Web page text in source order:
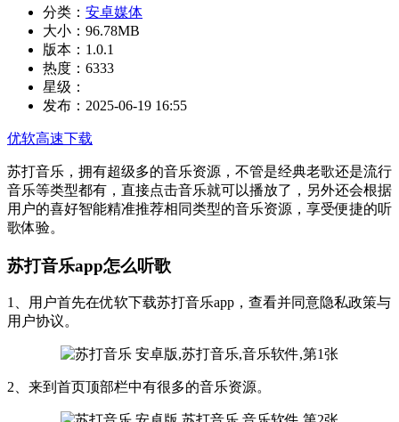
分类： 安卓媒体
大小： 96.78MB
版本： 1.0.1
热度： 6333
星级：
发布： 2025-06-19 16:55
优软高速下载
苏打音乐，拥有超级多的音乐资源，不管是经典老歌还是流行
音乐等类型都有，直接点击音乐就可以播放了，另外还会根据
用户的喜好智能精准推荐相同类型的音乐资源，享受便捷的听
歌体验。
苏打音乐app怎么听歌
1、用户首先在优软下载苏打音乐app，查看并同意隐私政策与
用户协议。
2、来到首页顶部栏中有很多的音乐资源。